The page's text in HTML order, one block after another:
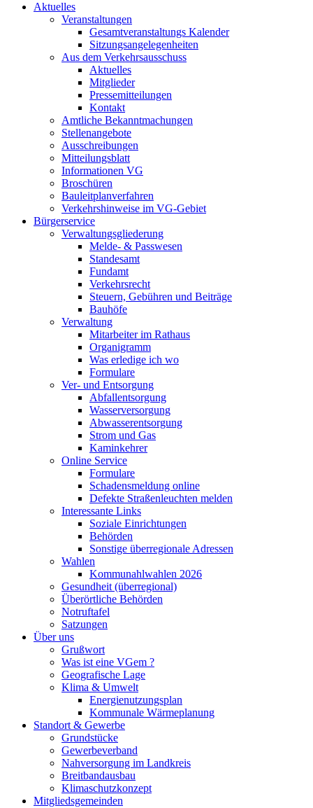
Aktuelles
Veranstaltungen
Gesamtveranstaltungs Kalender
Sitzungsangelegenheiten
Aus dem Verkehrsausschuss
Aktuelles
Mitglieder
Pressemitteilungen
Kontakt
Amtliche Bekanntmachungen
Stellenangebote
Ausschreibungen
Mitteilungsblatt
Informationen VG
Broschüren
Bauleitplanverfahren
Verkehrshinweise im VG-Gebiet
Bürgerservice
Verwaltungsgliederung
Melde- & Passwesen
Standesamt
Fundamt
Verkehrsrecht
Steuern, Gebühren und Beiträge
Bauhöfe
Verwaltung
Mitarbeiter im Rathaus
Organigramm
Was erledige ich wo
Formulare
Ver- und Entsorgung
Abfallentsorgung
Wasserversorgung
Abwasserentsorgung
Strom und Gas
Kaminkehrer
Online Service
Formulare
Schadensmeldung online
Defekte Straßenleuchten melden
Interessante Links
Soziale Einrichtungen
Behörden
Sonstige überregionale Adressen
Wahlen
Kommunahlwahlen 2026
Gesundheit (überregional)
Überörtliche Behörden
Notruftafel
Satzungen
Über uns
Grußwort
Was ist eine VGem ?
Geografische Lage
Klima & Umwelt
Energienutzungsplan
Kommunale Wärmeplanung
Standort & Gewerbe
Grundstücke
Gewerbeverband
Nahversorgung im Landkreis
Breitbandausbau
Klimaschutzkonzept
Mitgliedsgemeinden